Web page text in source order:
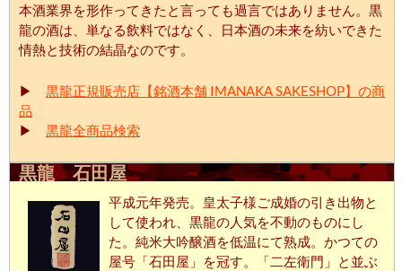
本酒業界を形作ってきたと言っても過言ではありません。黒
龍の酒は、単なる飲料ではなく、日本酒の未来を紡いできた
情熱と技術の結晶なのです。
▶ 黒龍正規販売店【銘酒本舗 IMANAKA SAKESHOP】の商
品
▶ 黒龍全商品検索
黒龍 石田屋
平成元年発売。皇太子様ご成婚の引き出物と
して使われ、黒龍の人気を不動のものにし
た。純米大吟醸酒を低温にて熟成。かつての
屋号「石田屋」を冠す。「二左衛門」と並ぶ